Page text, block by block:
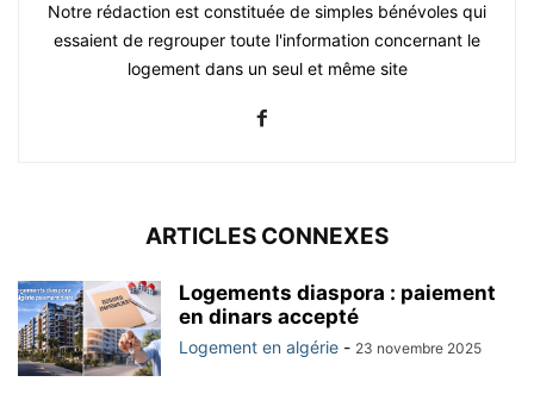
Notre rédaction est constituée de simples bénévoles qui
essaient de regrouper toute l'information concernant le
logement dans un seul et même site
ARTICLES CONNEXES
Logements diaspora : paiement
en dinars accepté
Logement en algérie - 23 novembre 2025